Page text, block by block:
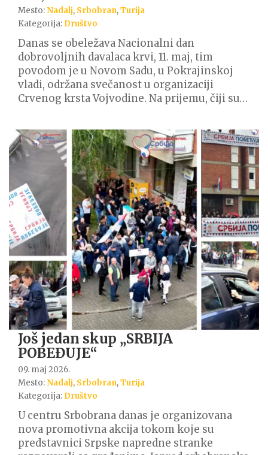
Mesto:Nadalj, Srbobran,Turija
Kategorija: Društvo
Danas se obeležava Nacionalni dan
dobrovoljnih davalaca krvi, 11. maj, tim
povodom je u Novom Sadu, u Pokrajinskoj
vladi, održana svečanost u organizaciji
Crvenog krsta Vojvodine. Na prijemu, čiji su…
Još jedan skup „SRBIJA
POBEĐUJE“
09. maj 2026.
Mesto:Nadalj, Srbobran,Turija
Kategorija: Društvo
U centru Srbobrana danas je organizovana
nova promotivna akcija tokom koje su
predstavnici Srpske napredne stranke